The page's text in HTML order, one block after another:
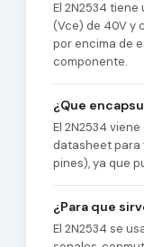
El 2N2534
(Vce) de 40V y
por encima de
componente.
¿Que
El 2N2534
datasheet para
pines), ya que
¿Para que
El 2N2534 se